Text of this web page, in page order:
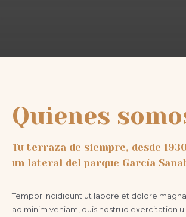
Quienes
Tu terraza de siempre, desde
un lateral del parque García
Tempor incididunt ut labore et dolore
ad minim veniam, quis nostrud exercitation